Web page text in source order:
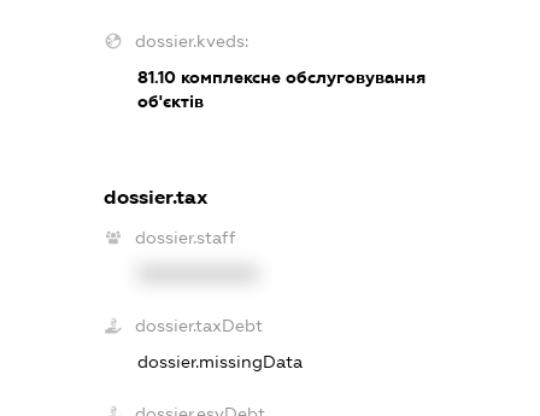
dossier.kveds:
81.10комплексне обслуговування
об'єктів
dossier.tax
dossier.staff
dossier.taxDebt
dossier.missingData